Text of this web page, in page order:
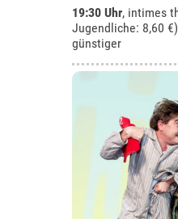
19:30 Uhr, intimes
Jugendliche: 8,60
günstiger